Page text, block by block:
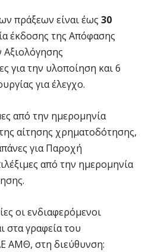
πράξεων είναι έως 30
έκδοσης της Απόφασης
για την υλοποίηση και 6
για έλεγχο.
από την ημερομηνία
αίτησης χρηματοδότησης,
για Παροχή
από την ημερομηνία
οι ενδιαφερόμενοι
στα γραφεία του
ΑΜΘ, στη διεύθυνση: